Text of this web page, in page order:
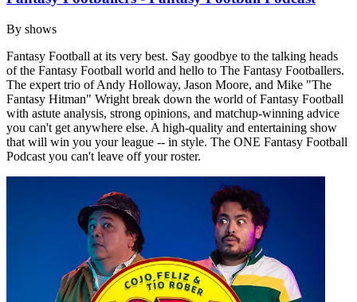
By shows
Fantasy Football at its very best. Say goodbye to the talking heads
of the Fantasy Football world and hello to The Fantasy Footballers.
The expert trio of Andy Holloway, Jason Moore, and Mike "The
Fantasy Hitman" Wright break down the world of Fantasy Football
with astute analysis, strong opinions, and matchup-winning advice
you can't get anywhere else. A high-quality and entertaining show
that will win you your league -- in style. The ONE Fantasy Football
Podcast you can't leave off your roster.